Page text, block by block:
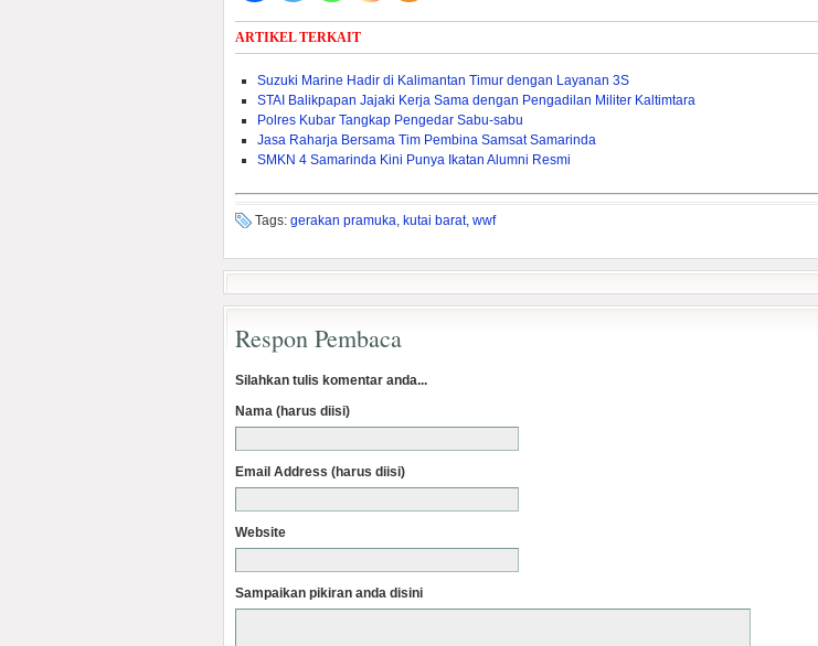
ARTIKEL TERKAIT
Suzuki Marine Hadir di Kalimantan Timur dengan Layanan 3S
STAI Balikpapan Jajaki Kerja Sama dengan Pengadilan Militer Kaltimtara
Polres Kubar Tangkap Pengedar Sabu-sabu
Jasa Raharja Bersama Tim Pembina Samsat Samarinda
SMKN 4 Samarinda Kini Punya Ikatan Alumni Resmi
Tags: gerakan pramuka, kutai barat, wwf
Respon Pembaca
Silahkan tulis komentar anda...
Nama (harus diisi)
Email Address (harus diisi)
Website
Sampaikan pikiran anda disini